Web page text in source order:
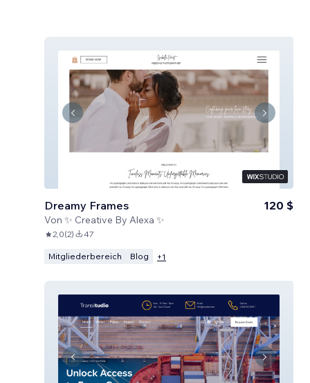
Dreamy Frames
Von ✨ Creative By Alexa ✨
120 $
2,0(2) 47
Mitgliederbereich Blog +1